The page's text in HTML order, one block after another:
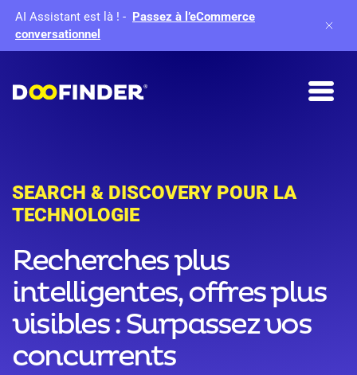
AI Assistant est là ! - Passez à l’eCommerce
conversationnel
SEARCH & DISCOVERY POUR LA
TECHNOLOGIE
Recherches plus
intelligentes, offres plus
visibles : Surpassez vos
concurrents